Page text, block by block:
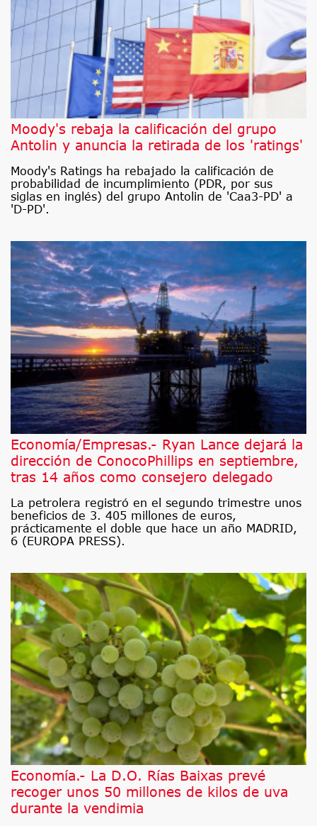
Moody's rebaja la calificación del grupo
Antolin y anuncia la retirada de los 'ratings'
Moody's Ratings ha rebajado la calificación de
probabilidad de incumplimiento (PDR, por sus
siglas en inglés) del grupo Antolin de 'Caa3-PD' a
'D-PD'.
Economía/Empresas.- Ryan Lance dejará la
dirección de ConocoPhillips en septiembre,
tras 14 años como consejero delegado
La petrolera registró en el segundo trimestre unos
beneficios de 3. 405 millones de euros,
prácticamente el doble que hace un año MADRID,
6 (EUROPA PRESS).
Economía.- La D.O. Rías Baixas prevé
recoger unos 50 millones de kilos de uva
durante la vendimia